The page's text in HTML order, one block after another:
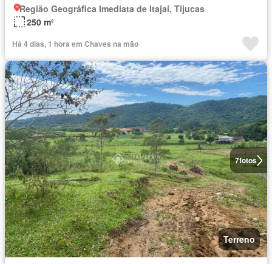
Região Geográfica Imediata de Itajaí, Tijucas
250 m²
Há 4 dias, 1 hora em Chaves na mão
7fotos
Terreno